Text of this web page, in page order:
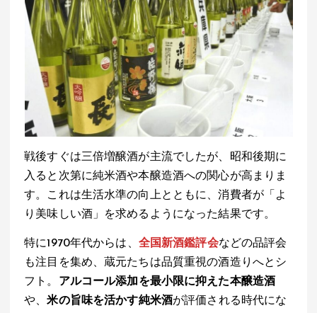
戦後すぐは三倍増醸酒が主流でしたが、昭和後期に
入ると次第に純米酒や本醸造酒への関心が高まりま
す。これは生活水準の向上とともに、消費者が「よ
り美味しい酒」を求めるようになった結果です。
特に1970年代からは、 全国新酒鑑評会などの品評会
も注目を集め、蔵元たちは品質重視の酒造りへとシ
フト。 アルコール添加を最小限に抑えた本醸造酒
や、米の旨味を活かす純米酒が評価される時代にな